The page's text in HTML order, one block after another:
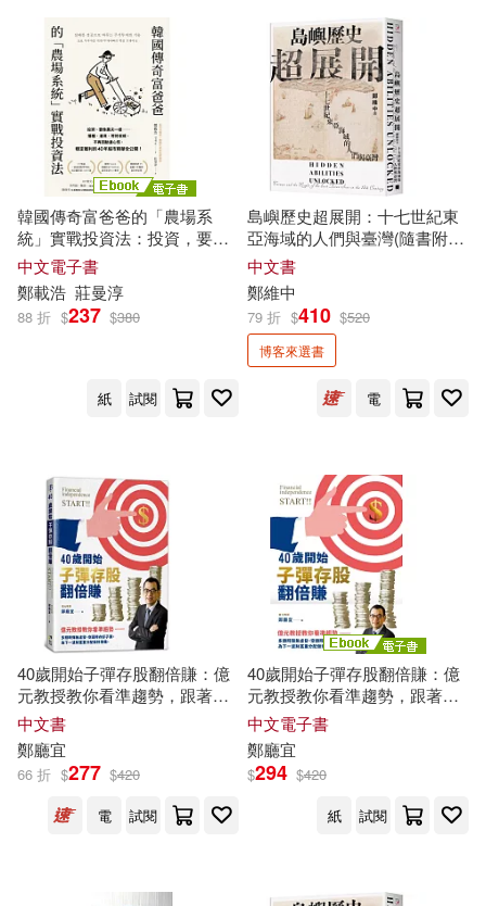
管成學(1)
羅際琴(1)
耿開興，胥景花，王建民，鄭成玲
莊宜勳(1) 葉子萃(1)
蔡佳泓(1) 蔡欣育(1)
蔡煜琦，趙永安，李勝祥，鄭恩玖
薛向珍，溫志勛，鄭維彤，霍啟
新，何乃如，肖立等(1)
蘇珊．布琳德．莫若(1)
蘇聖雄(1)
許艷春，鄭定超，湯春華(1)
謝爾．希爾弗斯坦(1)
譚蕙芸(1)
廣西師範大學出版社(1)
廣西教育出版社(1)
廣西科學技術出版社(1)
得利影視(1) 憲業(1)
文匯出版社(1)
文國書局(1) 文圓國際(1)
文經社(1)
旗林文化(1) 春天出版社(1)
時報出版(1) 晶冠出版社(1)
東方視角(1) 果實出版社(1)
江蘇文藝出版社(1)
韓國傳奇富爸爸的「農場系
統」實戰投資法：投資，要像
農夫一樣——播種、灌溉、等
待收成，不再因動盪心慌，穩
定獲利的40年股市精華全公開!
(電子書)
中文電子書
鄭載浩 莊曼淳
88 折 $237 $380
紙 試閱
島嶼歷史超展開：十七世紀東
亞海域的人們與臺灣(隨書附贈
1672年英國水手繪製的臺澎示
意圖)
中文書
鄭維中
79 折 $410 $520
博客來選書
電
40歲開始子彈存股翻倍賺：億
元教授教你看準趨勢，跟著升
息循環買賣，快速實現財富自
由
中文書
鄭廳宜
66 折 $277 $420
電
試閱
40歲開始子彈存股翻倍賺：億
元教授教你看準趨勢，跟著升
息循環買賣，快速實現財富自
由 (電子書)
中文電子書
鄭廳宜
$294 $420
紙
試閱